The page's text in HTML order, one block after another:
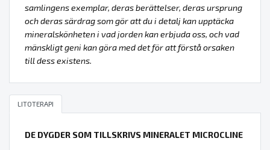
samlingens exemplar, deras berättelser, deras ursprung
och deras särdrag som gör att du i detalj kan upptäcka
mineralskönheten i vad jorden kan erbjuda oss, och vad
mänskligt geni kan göra med det för att förstå orsaken
till dess existens.
LITOTERAPI
DE DYGDER SOM TILLSKRIVS MINERALET MICROCLINE